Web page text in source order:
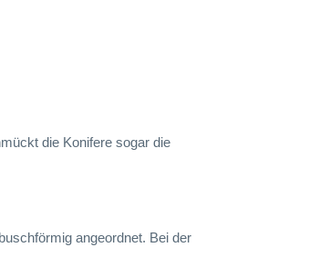
die Konifere sogar die
angeordnet. Bei der